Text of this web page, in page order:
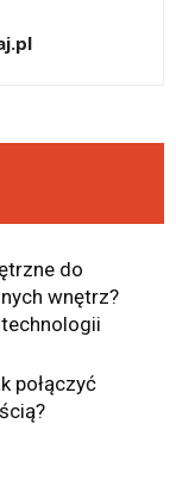
do
wnętrz?
połączyć